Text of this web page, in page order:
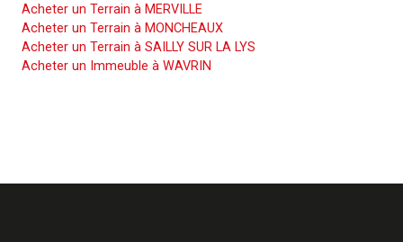
Acheter un Terrain à MERVILLE
Acheter un Terrain à MONCHEAUX
Acheter un Terrain à SAILLY SUR LA LYS
Acheter un Immeuble à WAVRIN